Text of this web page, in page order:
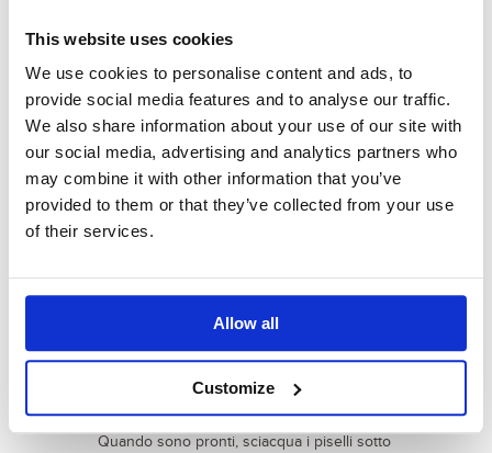
This website uses cookies
We use cookies to personalise content and ads, to
provide social media features and to analyse our traffic.
We also share information about your use of our site with
our social media, advertising and analytics partners who
may combine it with other information that you’ve
provided to them or that they’ve collected from your use
of their services.
Allow all
Customize
PREPARAZIONE
Pela e taglia la cipolla a fettine e fai lo
In una padella fai scaldare l’olio
extravergine d’oliva, aggiungi la cipolla e le
minuti.
Ora, aggiungi il brodo vegetale e lascia
insaporire per 15 minuti.
lessa i piselli per 5 minuti, senza farli
diventare scuri ma in modo che
mantengano un bel colore verde brillante.
Quando sono pronti, sciacqua i piselli sotto